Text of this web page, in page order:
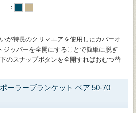
が特長のクリマエアを使用したカバーオ
ジッパーを全開にすることで簡単に脱ぎ
のスナップボタンを全開すればおむつ替
ーラーブランケット ベア 50-70